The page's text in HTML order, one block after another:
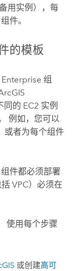
用实例），每
组件。
的模板
Enterprise 组
同的 EC2 实例
例如，您可以
或者为每个组件
组件都必须部署
VPC）必须在
使用每个步骤
或创建高可